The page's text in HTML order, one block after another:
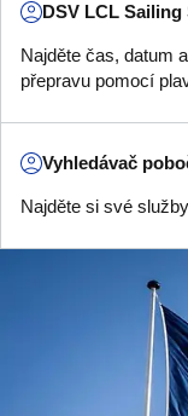
DSV LCL Sailing
Najděte čas, datum
přepravu pomocí
Vyhledávač
Najděte si své